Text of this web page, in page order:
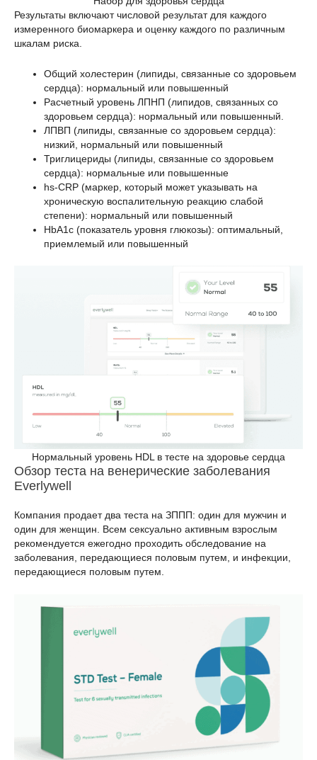
Результаты включают числовой результат для каждого
измеренного биомаркера и оценку каждого по различным
шкалам риска.
Общий холестерин (липиды, связанные со здоровьем
сердца): нормальный или повышенный
Расчетный уровень ЛПНП (липидов, связанных со
здоровьем сердца): нормальный или повышенный.
ЛПВП (липиды, связанные со здоровьем сердца):
низкий, нормальный или повышенный
Триглицериды (липиды, связанные со здоровьем
сердца): нормальные или повышенные
hs-CRP (маркер, который может указывать на
хроническую воспалительную реакцию слабой
степени): нормальный или повышенный
HbA1c (показатель уровня глюкозы): оптимальный,
приемлемый или повышенный
Нормальный уровень HDL в тесте на здоровье сердца
Обзор теста на венерические заболевания
Everlywell
Компания продает два теста на ЗППП: один для мужчин и
один для женщин. Всем сексуально активным взрослым
рекомендуется ежегодно проходить обследование на
заболевания, передающиеся половым путем, и инфекции,
передающиеся половым путем.